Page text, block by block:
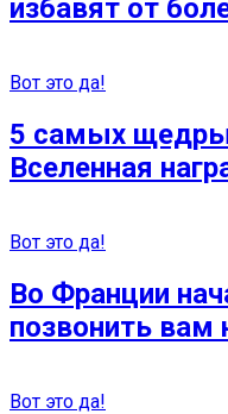
избавят от
Вот это да!
5 самых
Вселенная
Вот это да!
Во Франции
позвонить
Вот это да!